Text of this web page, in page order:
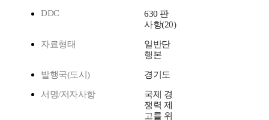
DDC
630 판
사항(20)
자료형태
일반단
행본
발행국(도시) 경기도
서명/저자사항
국제 경
쟁력 제
고를 위